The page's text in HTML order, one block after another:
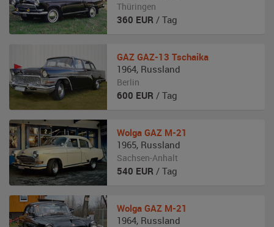
Thüringen
360 EUR / Tag
GAZ GAZ-13 Tschaika
1964, Russland
Berlin
600 EUR / Tag
Wolga GAZ M-21
1965, Russland
Sachsen-Anhalt
540 EUR / Tag
Wolga GAZ M-21
1964, Russland